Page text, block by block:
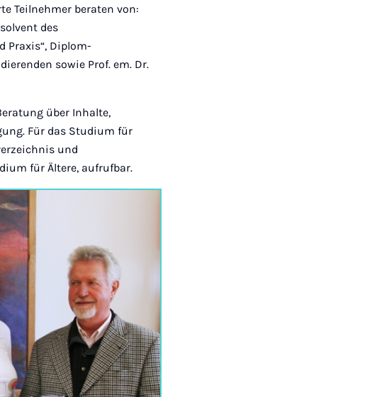
Teilnehmer beraten von:
des
Praxis“, Diplom-
sowie Prof. em. Dr.
über Inhalte,
Für das Studium für
und
für Ältere, aufrufbar.